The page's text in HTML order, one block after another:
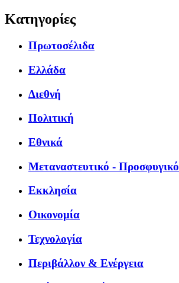
Κατηγορίες
Πρωτοσέλιδα
Ελλάδα
Διεθνή
Πολιτική
Εθνικά
Μεταναστευτικό - Προσφυγικό
Εκκλησία
Οικονομία
Τεχνολογία
Περιβάλλον & Ενέργεια